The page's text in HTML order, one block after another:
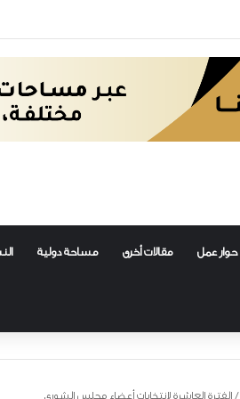
حوار عمل مقالات أخرى مساحة دولية
/ الفترة العاشرة لانتخابات أعضاء مجلس الشورى